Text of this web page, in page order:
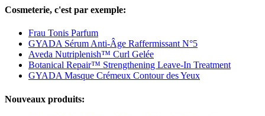
Cosmeterie, c'est par exemple:
Frau Tonis Parfum
GYADA Sérum Anti-Âge Raffermissant N°5
Aveda Nutriplenish™ Curl Gelée
Botanical Repair™ Strengthening Leave-In Treatment
GYADA Masque Crémeux Contour des Yeux
Nouveaux produits: